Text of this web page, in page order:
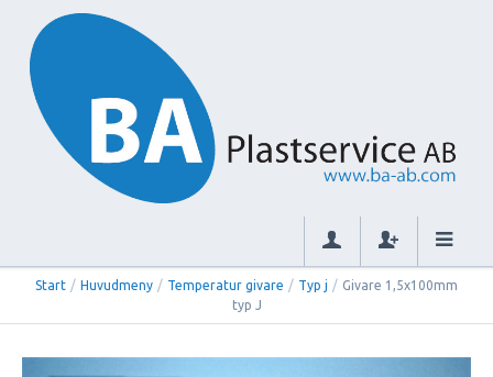
Start / Huvudmeny / Temperatur givare / Typ j / Givare 1,5x100mm
typ J